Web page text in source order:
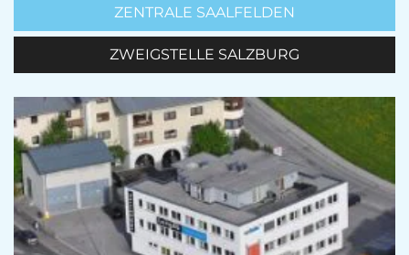
ZENTRALE SAALFELDEN
ZWEIGSTELLE SALZBURG